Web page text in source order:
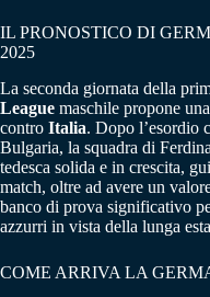
IL PRONOSTICO DI
2025
La seconda giornata della
League maschile propone
contro Italia. Dopo l’esordio
Bulgaria, la squadra di
tedesca solida e in crescita,
match, oltre ad avere un
banco di prova significativo
azzurri in vista della lunga
COME ARRIVA LA